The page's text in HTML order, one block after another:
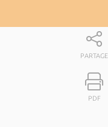
PARTAGE
PDF